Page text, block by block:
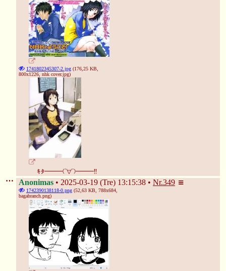
❆
1741802345307-2.jpg (176,25 KB,
800x1226, nhk cover.jpg)
ｷﾀ━━━(ﾟ∀ﾟ)━━━!!
Anonimas 2025-03-19 (Tre) 13:15:38 Nr.349
1742390138118-0.png (52,63 KB, 788x684,
bagabranch.png)